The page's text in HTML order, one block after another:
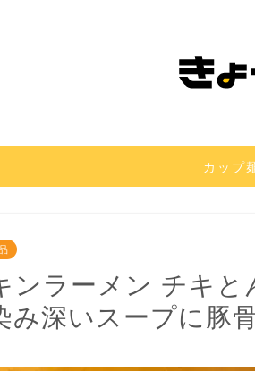
カップ
ンラーメン チキと
み深いスープに豚